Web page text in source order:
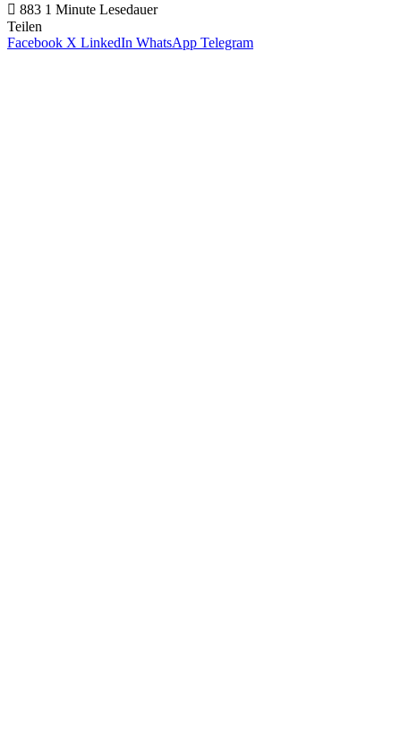
883 1 Minute Lesedauer
Teilen
Facebook X LinkedIn WhatsApp Telegram